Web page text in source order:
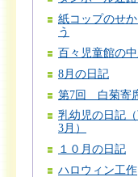
紙コップのせ
う
百々児童館の
8月の日記
第7回 白菊寄
乳幼児の日記
3月）
１０月の日記
ハロウィン工作